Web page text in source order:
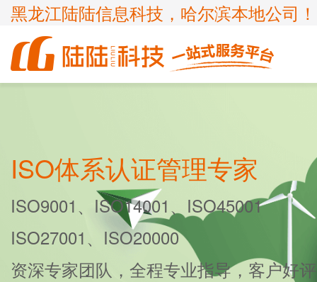
黑龙江陆陆信息科技，哈尔滨本地公司！
申请办理条件
呼叫中心业务
宽带运营商
诊所备案
申请办理条件
商标疑难
商标变更
申请办理条件
ISO14001
ISO45001
ISO20000
申请办理条件
专精特新
科小企评咨询服务
ISO体系认证管理专家
ISO9001、ISO14001、ISO45001
ISO27001、ISO20000
资深专家团队，全程专业指导，客户好评